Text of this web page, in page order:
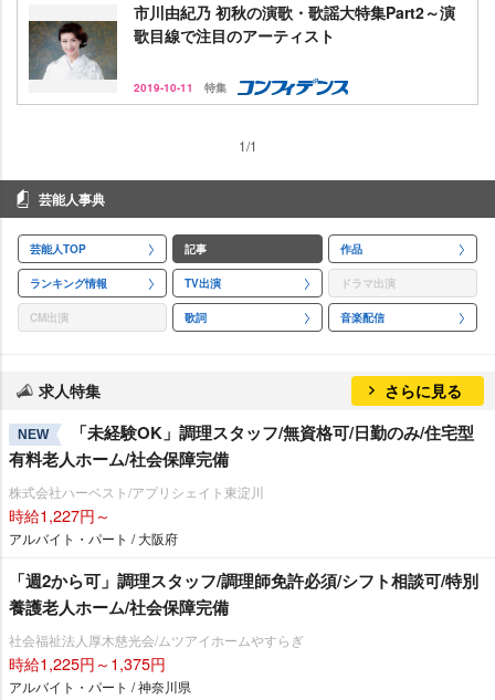
市川由紀乃 初秋の演歌・歌謡大特集Part2～演
歌目線で注目のアーティスト
2019-10-11 特集
1/1
芸能人事典
芸能人TOP 記事 作品
ランキング情報 TV出演 ドラマ出演
CM出演 歌詞 音楽配信
求人特集 さらに見る
NEW
「未経験OK」調理スタッフ/無資格可/日勤のみ/住宅型
有料老人ホーム/社会保障完備
株式会社ハーベスト/アプリシェイト東淀川
時給1,227円～
アルバイト・パート / 大阪府
「週2から可」調理スタッフ/調理師免許必須/シフト相談可/特別
養護老人ホーム/社会保障完備
社会福祉法人厚木慈光会/ムツアイホームやすらぎ
時給1,225円～1,375円
アルバイト・パート / 神奈川県